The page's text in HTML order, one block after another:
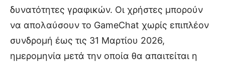
δυνατότητες γραφικών. Οι χρήστες μπορούν
να απολαύσουν το GameChat χωρίς επιπλέον
συνδρομή έως τις 31 Μαρτίου 2026,
ημερομηνία μετά την οποία θα απαιτείται η